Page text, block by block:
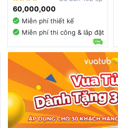
60,000,000
Miễn phí thiết kế
Miễn phí thi công & lắp đặt